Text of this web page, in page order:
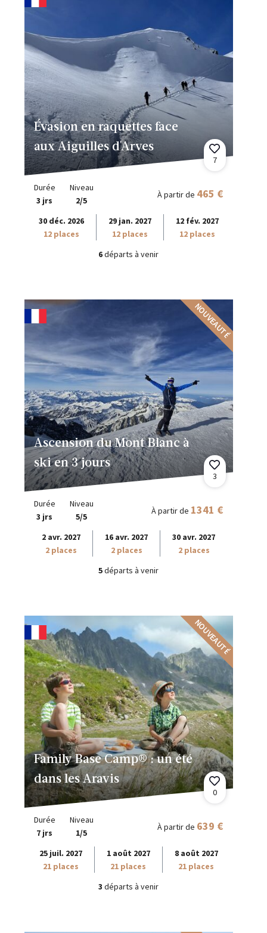
Évasion en raquettes face
aux Aiguilles d'Arves
7
Durée
3 jrs
Niveau
2/5
À partir de 465 €
30 déc. 2026
12 places
29 jan. 2027
12 places
12 fév. 2027
12 places
6départs à venir
NOUVEAUTÉ
Ascension du Mont Blanc à
ski en 3 jours
3
Durée
3 jrs
Niveau
5/5
À partir de 1341 €
2 avr. 2027
2 places
16 avr. 2027
2 places
30 avr. 2027
2 places
5départs à venir
NOUVEAUTÉ
Family Base Camp® : un été
dans les Aravis
0
Durée
7 jrs
Niveau
1/5
À partir de 639 €
25 juil. 2027
21 places
1 août 2027
21 places
8 août 2027
21 places
3 départs à venir